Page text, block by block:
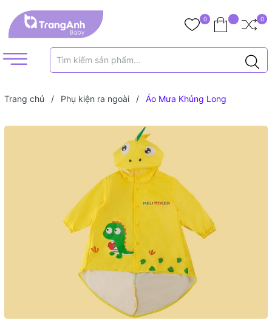
0 0
Trang chủ / Phụ kiện ra ngoài /
Áo Mưa Khủng Long